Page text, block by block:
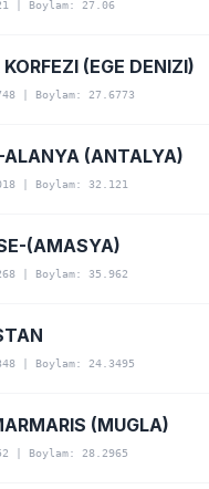
| Boylam: 27.06
(EGE DENIZI)
| Boylam: 27.6773
ALANYA (ANTALYA)
| Boylam: 32.121
(AMASYA)
| Boylam: 35.962
| Boylam: 24.3495
(MUGLA)
| Boylam: 28.2965